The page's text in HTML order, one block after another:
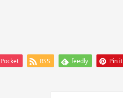
Pocket RSS feedly Pin it